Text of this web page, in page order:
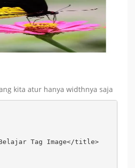
kita atur hanya widthnya saja
Tag Image</title>